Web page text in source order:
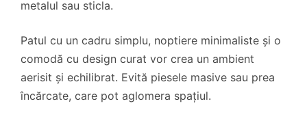
metalul sau sticla.
Patul cu un cadru simplu, noptiere minimaliste și o
comodă cu design curat vor crea un ambient
aerisit și echilibrat. Evită piesele masive sau prea
încărcate, care pot aglomera spațiul.